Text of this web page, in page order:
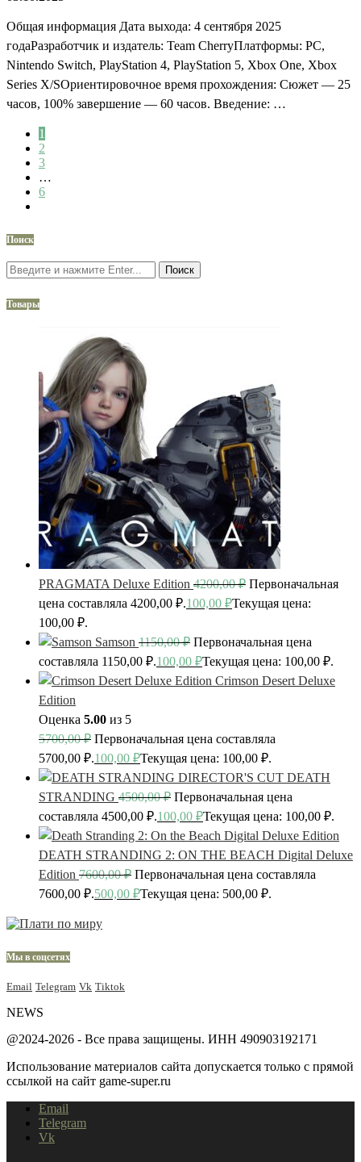
Общая информация Дата выхода: 4 сентября 2025
годаРазработчик и издатель: Team CherryПлатформы: PC,
Nintendo Switch, PlayStation 4, PlayStation 5, Xbox One, Xbox
Series X/SОриентировочное время прохождения: Сюжет — 25
часов, 100% завершение — 60 часов. Введение: …
1
2
3
…
6
Поиск
Поиск
Товары
PRAGMATA Deluxe Edition 4200,00₽ Первоначальная
цена составляла 4200,00 ₽.100,00 ₽Текущая цена:
100,00 ₽.
Samson 1150,00₽ Первоначальная цена
составляла 1150,00 ₽.100,00 ₽Текущая цена: 100,00 ₽.
Crimson Desert Deluxe
Edition
Оценка 5.00 из 5
5700,00₽ Первоначальная цена составляла
5700,00 ₽.100,00 ₽Текущая цена: 100,00 ₽.
DEATH
STRANDING 4500,00₽ Первоначальная цена
составляла 4500,00 ₽.100,00 ₽Текущая цена: 100,00 ₽.
DEATH STRANDING 2: ON THE BEACH Digital Deluxe
Edition 7600,00₽ Первоначальная цена составляла
7600,00 ₽.500,00 ₽Текущая цена: 500,00 ₽.
Мы в соцсетях
Email Telegram Vk Tiktok
NEWS
@2024-2026 - Все права защищены. ИНН 490903192171
Использование материалов сайта допускается только с прямой
ссылкой на сайт game-super.ru
Email
Telegram
Vk